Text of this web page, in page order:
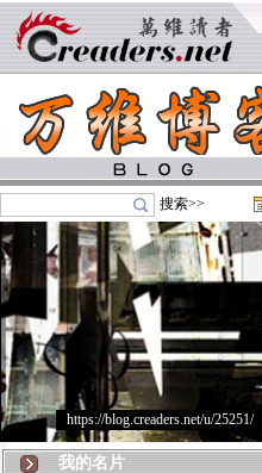
搜索>>
https://blog.creaders.net/u/25251/>
我的名片